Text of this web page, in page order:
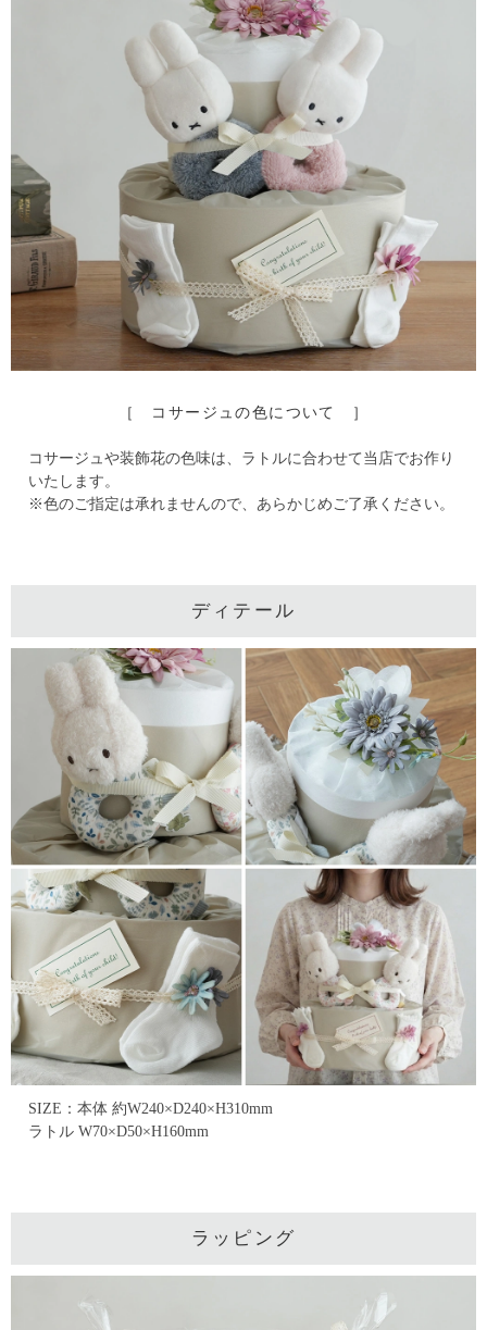
［ コサージュの色について ］
コサージュや装飾花の色味は、ラトルに合わせて当店でお作り
いたします。
※色のご指定は承れませんので、あらかじめご了承ください。
ディテール
SIZE：本体 約W240×D240×H310mm
ラトル W70×D50×H160mm
ラッピング